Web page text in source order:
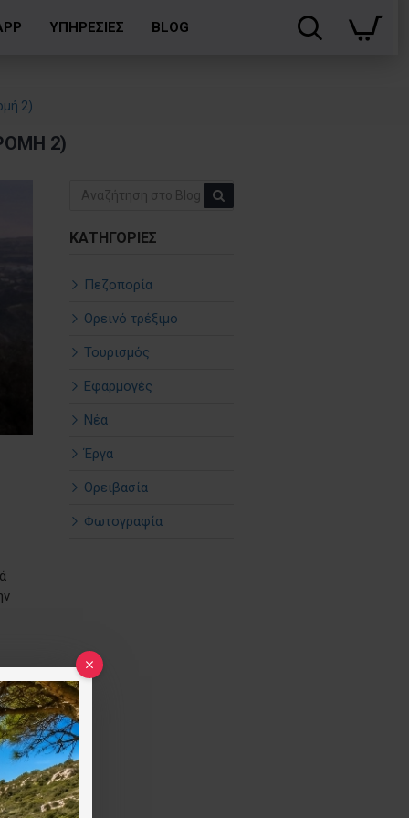
ΥΠΗΡΕΣΙΕΣ BLOG
2)
2)
ΚΑΤΗΓΟΡΊΕΣ
Πεζοπορία
Ορεινό τρέξιμο
Τουρισμός
Εφαρμογές
Νέα
Έργα
Ορειβασία
Φωτογραφία